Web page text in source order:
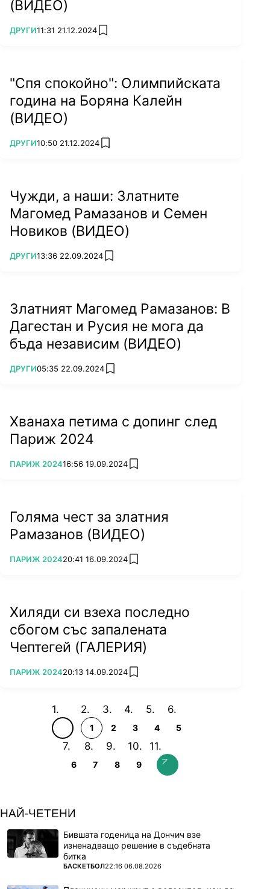
за мен е най-силната досега, така че се
нека по-добрата победи.", каза родната
(ВИДЕО)
ПОВЕЧЕ ОТ
ДРУГИ11:31 21.12.2024 add favorites
"Спя спокойно": Олимпийската
година на Боряна Калейн
(ВИДЕО)
ПОВЕЧЕ ОТ
ДРУГИ10:50 21.12.2024 add favorites
Чужди, а наши: Златните
Магомед Рамазанов и Семен
Новиков (ВИДЕО)
ПОВЕЧЕ ОТ
ДРУГИ13:36 22.09.2024 add favorites
Златният Магомед Рамазанов: В
Дагестан и Русия не мога да
бъда независим (ВИДЕО)
ПОВЕЧЕ ОТ
ДРУГИ05:35 22.09.2024 add favorites
Хванаха петима с допинг след
Париж 2024
ПОВЕЧЕ ОТ
ПАРИЖ 202416:56 19.09.2024 add favorites
Голяма чест за златния
Рамазанов (ВИДЕО)
ПОВЕЧЕ ОТ
ПАРИЖ 202420:41 16.09.2024 add favorites
Хиляди си взеха последно
сбогом със запалената
Чептегей (ГАЛЕРИЯ)
ПОВЕЧЕ ОТ
ПАРИЖ 202420:13 14.09.2024 add favorites
1 2 3 4 5
6 7 8 9
НАЙ-ЧЕТЕНИ
Бившата годеница на Дончич взе
изненадващо решение в съдебната
битка
ПОВЕЧЕ ОТ
БАСКЕТБОЛ22:16 06.08.2026